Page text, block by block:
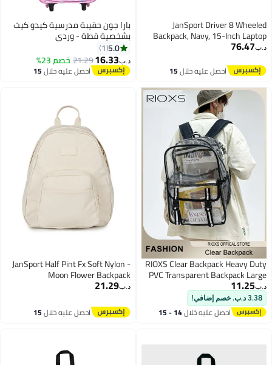
JanSport Driver 8 Wheeled
Backpack, Navy, 15-Inch Laptop
Sleeve, Rolling Backpack with
Travel & School Bag
د.ب‏76.47
احصل عليه خلال15
بارا جون حقيبة مدرسية كيدو كيت
بشخصية قطة - وردي
5.0
1
د.ب‏16.33
21.29خصم 23%
احصل عليه خلال15
RIOXS Clear Backpack Heavy Duty
PVC Transparent Backpack Large
See Through Backpack Clear
Bookbag for Student School Work
Travel
د.ب‏11.25
3.38 د.ب. خصم إضافي!
احصل عليه خلال 14 - 15
JanSport Half Pint Fx Soft Nylon -
Moon Flower Backpack
د.ب‏21.29
احصل عليه خلال15